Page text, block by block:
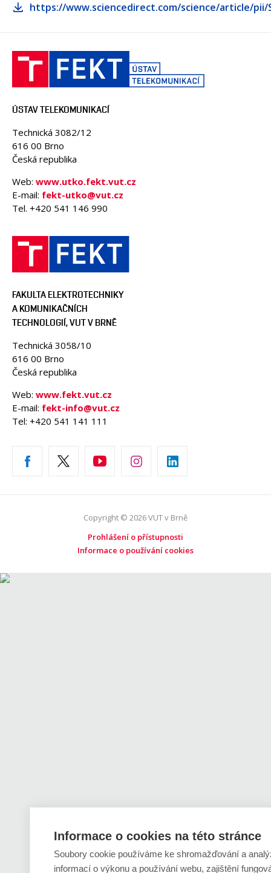
https://www.sciencedirect.com/science/article/pii/
ÚSTAV TELEKOMUNIKACÍ
Technická 3082/12
616 00 Brno
Česká republika
Web: www.utko.fekt.vut.cz
E-mail: fekt-utko@vut.cz
Tel. +420 541 146 990
FAKULTA ELEKTROTECHNIKY
A KOMUNIKAČNÍCH
TECHNOLOGIÍ, VUT V BRNĚ
Technická 3058/10
616 00 Brno
Česká republika
Web: www.fekt.vut.cz
E-mail: fekt-info@vut.cz
Tel: +420 541 141 111
Copyright © 2026 VUT v Brně
Prohlášení o přístupnosti
Informace o používání cookies
Informace o cookies na této stránce
Soubory cookie používáme ke shromažďování a
informací o výkonu a používání webu, zajištění